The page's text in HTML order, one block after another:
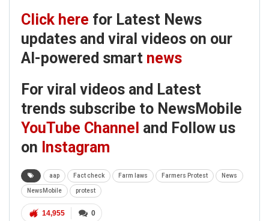
updates and viral videos on our
AI-powered smartnews
For viral videos and Latest
YouTube Channeland Follow us
onInstagram
Click here for Latest News
updates and viral videos on our
AI-powered smart news
For viral videos and Latest
trends subscribe to NewsMobile
YouTube Channel and Follow us
on Instagram
aap Fact check Farm laws Farmers Protest News
NewsMobile protest
0
14,955